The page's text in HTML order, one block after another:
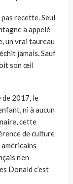
recette. Seul
a appelé
un vrai taureau
jamais.Sauf
son œil
de 2017, le
ni à aucun
cette
de culture
n’en
Donald c’est